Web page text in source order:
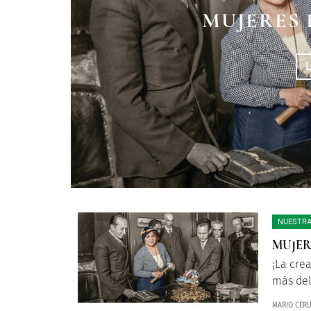
MUJERES
¿UNA HISTORIA
¡La
más
MARIO